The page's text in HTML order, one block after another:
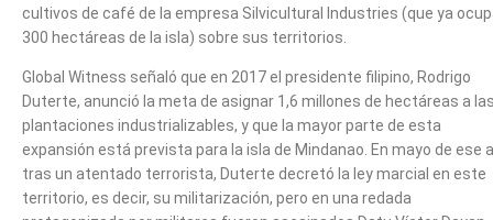
cultivos de café de la empresa Silvicultural Industries (que ya
300 hectáreas de la isla) sobre sus territorios.
Global Witness señaló que en 2017 el presidente filipino, Rodrigo
Duterte, anunció la meta de asignar 1,6 millones de hectáreas a
plantaciones industrializables, y que la mayor parte de esta
expansión está prevista para la isla de Mindanao. En mayo de ese
tras un atentado terrorista, Duterte decretó la ley marcial en este
territorio, es decir, su militarización, pero en una redada